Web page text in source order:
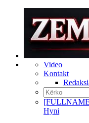
Video
Kontakt
Hyni